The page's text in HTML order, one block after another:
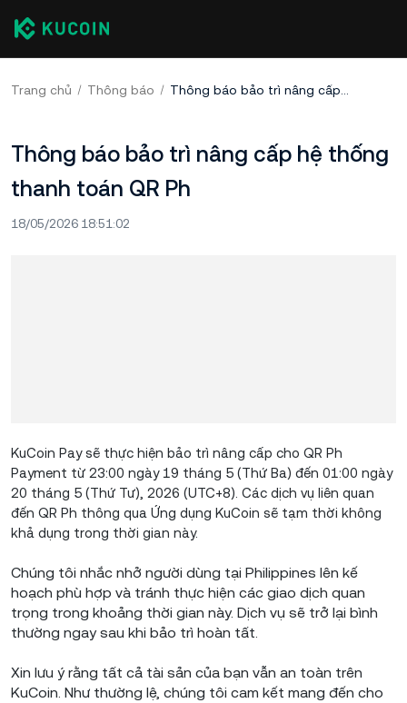
Trang chủ Thông báo Thông báo bảo trì nâng cấp hệ thống thanh toán QR Ph
Thông báo bảo trì nâng cấp hệ thống
thanh toán QR Ph
18/05/2026 18:51:02
KuCoin Pay sẽ thực hiện bảo trì nâng cấp cho QR Ph
Payment từ 23:00 ngày 19 tháng 5 (Thứ Ba) đến 01:00 ngày
20 tháng 5 (Thứ Tư), 2026 (UTC+8). Các dịch vụ liên quan
đến QR Ph thông qua Ứng dụng KuCoin sẽ tạm thời không
khả dụng trong thời gian này.
Chúng tôi nhắc nhở người dùng tại Philippines lên kế
hoạch phù hợp và tránh thực hiện các giao dịch quan
trọng trong khoảng thời gian này. Dịch vụ sẽ trở lại bình
thường ngay sau khi bảo trì hoàn tất.
Xin lưu ý rằng tất cả tài sản của bạn vẫn an toàn trên
KuCoin. Như thường lệ, chúng tôi cam kết mang đến cho